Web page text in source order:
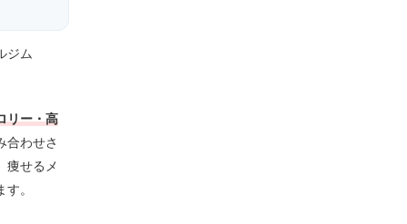
ジム
リー・高
合わせさ
痩せるメ
。